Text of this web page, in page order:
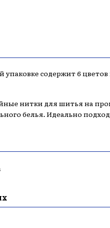
упаковке содержит 6
нитки для шитья на
белья. Идеально